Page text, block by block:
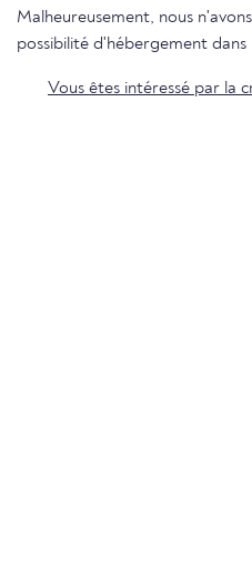
Malheureusement, nous
possibilité d'hébergement dans
Vous êtes intéressé par la